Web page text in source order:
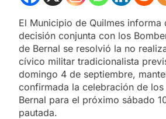
El Municipio de Quilmes informa
decisión conjunta con los
de Bernal se resolvió la no
cívico militar tradicionalista
domingo 4 de septiembre,
confirmada la celebración de los
Bernal para el próximo sábado
pautada.